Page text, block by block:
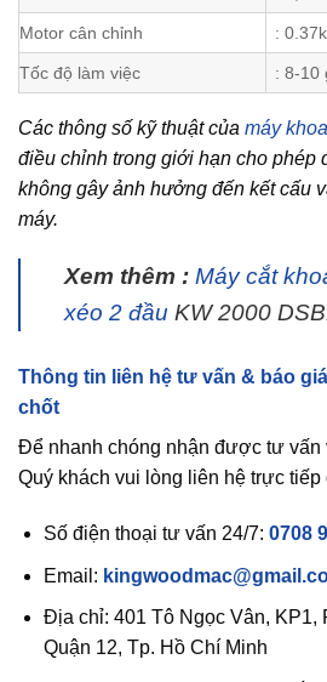
Motor cân chỉnh :
Tốc độ làm việc : 8-10
Các thông số kỹ thuật của máy
điều chỉnh trong giới hạn cho phép
không gây ảnh hưởng đến kết cấu
máy.
Xem thêm : Máy cắt
xéo 2 đầu KW 2000
Thông tin liên hệ tư vấn & báo
chốt
Để nhanh chóng nhận được tư vấn
Quý khách vui lòng liên hệ trực tiếp
Số điện thoại tư vấn 24/7: 0708
Email:
Địa chỉ: 401 Tô Ngọc Vân, KP1,
Quận 12, Tp. Hồ Chí Minh